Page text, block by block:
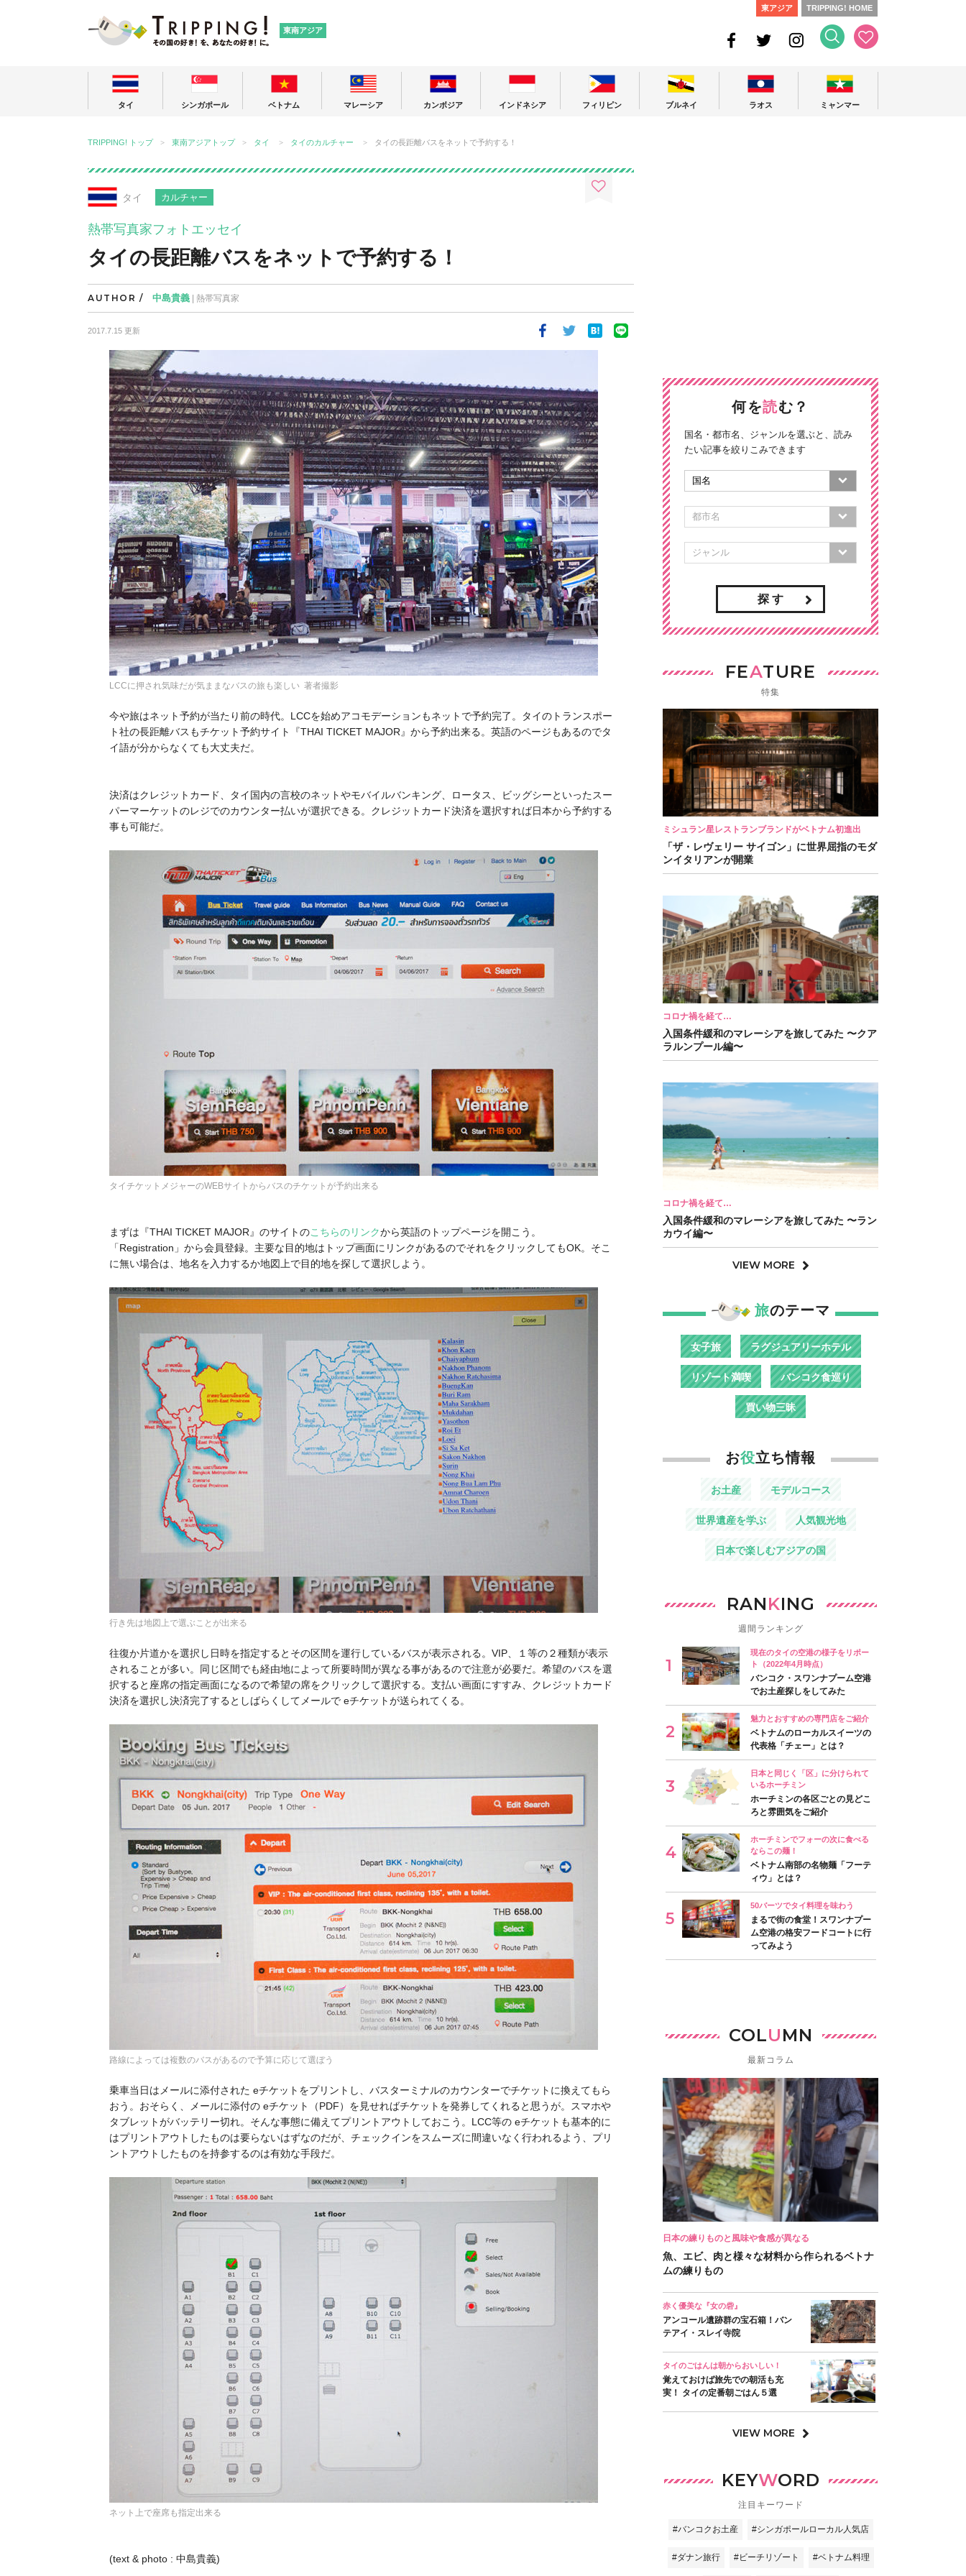
東南アジア
東アジア TRIPPING! HOME
タイ シンガポール ベトナム マレーシア カンボジア インドネシア フィリピン ブルネイ ラオス ミャンマー
TRIPPING! トップ 東南アジアトップ タイ タイのカルチャー タイの長距離バスをネットで予約する！
タイ カルチャー
熱帯写真家フォトエッセイ
タイの長距離バスをネットで予約する！
AUTHOR / 中島貴義 | 熱帯写真家
2017.7.15 更新
LCCに押され気味だが気ままなバスの旅も楽しい 著者撮影
今や旅はネット予約が当たり前の時代。LCCを始めアコモデーションもネットで予約完了。タイのトランスポー
ト社の長距離バスもチケット予約サイト『THAI TICKET MAJOR』から予約出来る。英語のページもあるのでタ
イ語が分からなくても大丈夫だ。
決済はクレジットカード、タイ国内の言校のネットやモバイルバンキング、ロータス、ビッグシーといったスー
パーマーケットのレジでのカウンター払いが選択できる。クレジットカード決済を選択すれば日本から予約する
事も可能だ。
タイチケットメジャーのWEBサイトからバスのチケットが予約出来る
まずは『THAI TICKET MAJOR』のサイトのこちらのリンクから英語のトップページを開こう。
「Registration」から会員登録。主要な目的地はトップ画面にリンクがあるのでそれをクリックしてもOK。そこ
に無い場合は、地名を入力するか地図上で目的地を探して選択しよう。
行き先は地図上で選ぶことが出来る
往復か片道かを選択し日時を指定するとその区間を運行しているバスが表示される。VIP、１等の２種類が表示
されることが多い。同じ区間でも経由地によって所要時間が異なる事があるので注意が必要だ。希望のバスを選
択すると座席の指定画面になるので希望の席をクリックして選択する。支払い画面にすすみ、クレジットカード
決済を選択し決済完了するとしばらくしてメールで eチケットが送られてくる。
路線によっては複数のバスがあるので予算に応じて選ぼう
乗車当日はメールに添付された eチケットをプリントし、バスターミナルのカウンターでチケットに換えてもら
おう。おそらく、メールに添付の eチケット（PDF）を見せればチケットを発券してくれると思うが。スマホや
タブレットがバッテリー切れ。そんな事態に備えてプリントアウトしておこう。LCC等の eチケットも基本的に
はプリントアウトしたものは要らないはずなのだが、チェックインをスムーズに間違いなく行われるよう、プリ
ントアウトしたものを持参するのは有効な手段だ。
ネット上で座席も指定出来る
(text & photo : 中島貴義)
何を読む？
国名・都市名、ジャンルを選ぶと、読み
たい記事を絞りこみできます
探 す
FEATURE
特集
ミシュラン星レストランブランドがベトナム初進出
「ザ・レヴェリー サイゴン」に世界屈指のモダ
ンイタリアンが開業
コロナ禍を経て…
入国条件緩和のマレーシアを旅してみた 〜クア
ラルンプール編〜
コロナ禍を経て…
入国条件緩和のマレーシアを旅してみた 〜ラン
カウイ編〜
VIEW MORE
旅のテーマ
女子旅 ラグジュアリーホテル
リゾート満喫 バンコク食巡り
買い物三昧
お役立ち情報
お土産 モデルコース
世界遺産を学ぶ 人気観光地
日本で楽しむアジアの国
RANKING
週間ランキング
現在のタイの空港の様子をリポー
ト（2022年4月時点）
バンコク・スワンナプーム空港
でお土産探しをしてみた
魅力とおすすめの専門店をご紹介
ベトナムのローカルスイーツの
代表格「チェー」とは？
日本と同じく「区」に分けられて
いるホーチミン
ホーチミンの各区ごとの見どこ
ろと雰囲気をご紹介
ホーチミンでフォーの次に食べる
ならこの麺！
ベトナム南部の名物麺「フーテ
ィウ」とは？
50バーツでタイ料理を味わう
まるで街の食堂！スワンナプー
ム空港の格安フードコートに行
ってみよう
COLUMN
最新コラム
日本の練りものと風味や食感が異なる
魚、エビ、肉と様々な材料から作られるベトナ
ムの練りもの
赤く優美な『女の砦』
アンコール遺跡群の宝石箱！バン
テアイ・スレイ寺院
タイのごはんは朝からおいしい！
覚えておけば旅先での朝活も充
実！ タイの定番朝ごはん５選
VIEW MORE
KEYWORD
注目キーワード
#バンコクお土産 #シンガポールローカル人気店
#ダナン旅行 #ビーチリゾート #ベトナム料理